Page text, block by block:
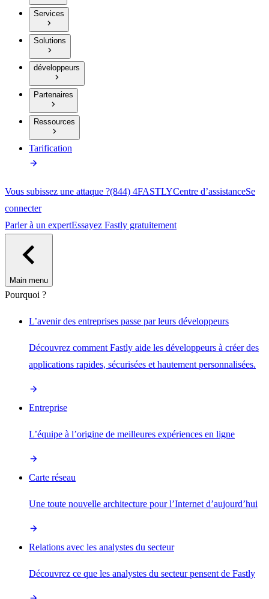
Services
Solutions
développeurs
Partenaires
Ressources
Tarification
Vous subissez une attaque ?(844) 4FASTLYCentre d’assistanceSe
connecter
Parler à un expertEssayez Fastly gratuitement
Main menu
Pourquoi ?
L’avenir des entreprises passe par leurs développeurs
Découvrez comment Fastly aide les développeurs à créer des
applications rapides, sécurisées et hautement personnalisées.
Entreprise
L’équipe à l’origine de meilleures expériences en ligne
Carte réseau
Une toute nouvelle architecture pour l’Internet d’aujourd’hui
Relations avec les analystes du secteur
Découvrez ce que les analystes du secteur pensent de Fastly